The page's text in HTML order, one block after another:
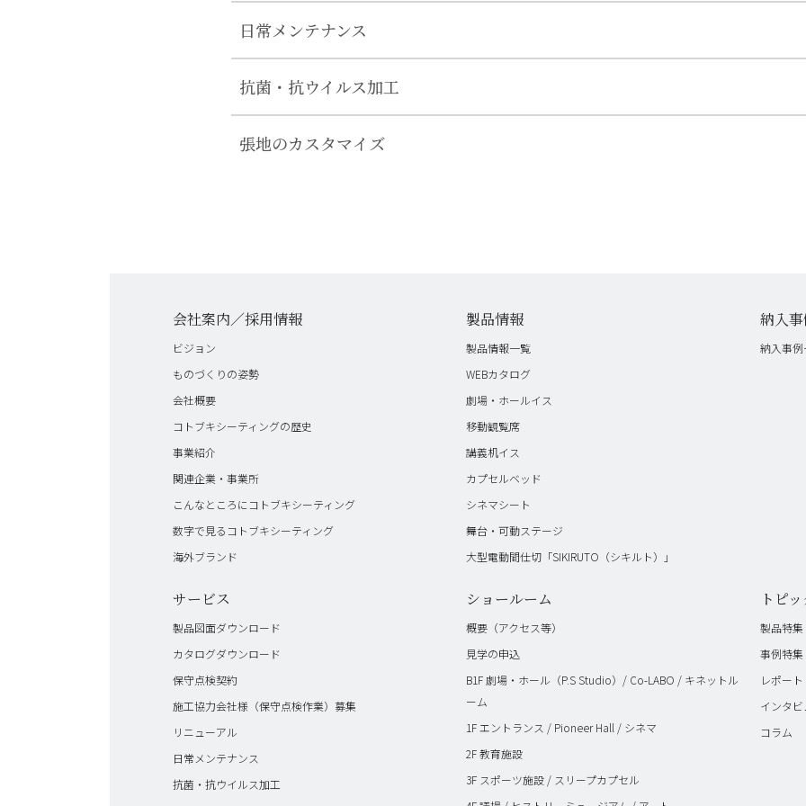
日常メンテナンス
抗菌・抗ウイルス加工
張地のカスタマイズ
会社案内／採用情報
ビジョン
ものづくりの姿勢
会社概要
コトブキシーティングの歴史
事業紹介
関連企業・事業所
こんなところにコトブキシーティング
数字で見るコトブキシーティング
海外ブランド
製品情報
製品情報一覧
WEBカタログ
劇場・ホールイス
移動観覧席
講義机イス
カプセルベッド
シネマシート
舞台・可動ステージ
大型電動間仕切「SIKIRUTO（シキルト）」
納入
納入事例
サービス
製品図面ダウンロード
カタログダウンロード
保守点検契約
施工協力会社様（保守点検作業）募集
リニューアル
日常メンテナンス
抗菌・抗ウイルス加工
ショールーム
概要（アクセス等）
見学の申込
B1F 劇場・ホール（P.S Studio）/ Co-LABO / キネットル
ーム
1F エントランス / Pioneer Hall / シネマ
2F 教育施設
3F スポーツ施設 / スリープカプセル
トピ
製品特集
事例特集
レポート
インタ
コラム